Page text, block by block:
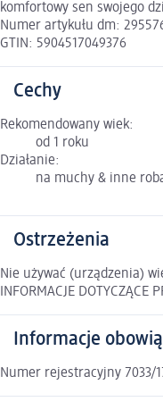
komfortowy sen swojego
Numer artykułu dm:
GTIN: 5904517049376
Cechy
Rekomendowany wiek:
od 1 roku
Działanie:
na muchy & inne
Ostrzeżenia
Nie używać (urządzenia)
INFORMACJE DOTYCZĄCE
Informacje
Numer rejestracyjny 7033/